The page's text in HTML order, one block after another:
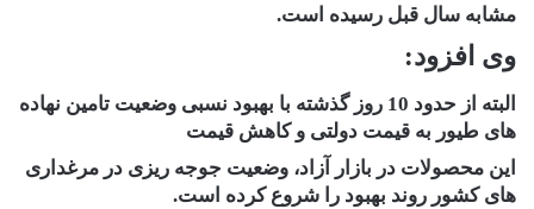
مشابه سال قبل رسیده است.
وی افزود:
البته از حدود 10 روز گذشته با بهبود نسبی وضعیت تامین نهاده
های طیور به قیمت دولتی و کاهش قیمت
این محصولات در بازار آزاد، وضعیت جوجه ریزی در مرغداری
های کشور روند بهبود را شروع کرده است.